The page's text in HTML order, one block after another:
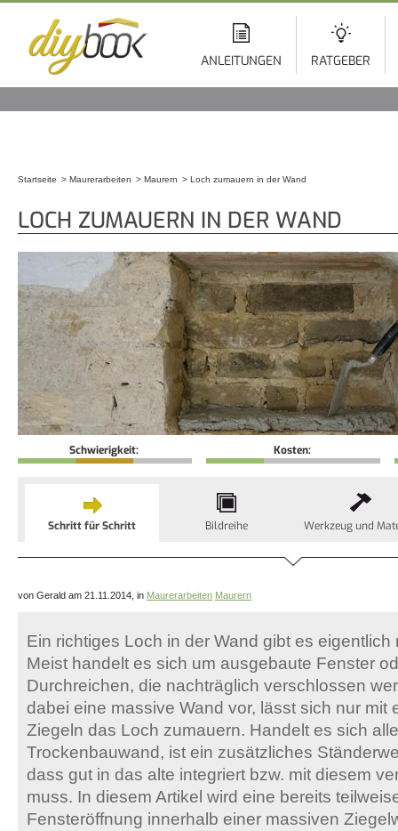
ANLEITUNGEN RATGEBER
Startseite Maurerarbeiten Maurern Loch zumauern in der Wand
LOCH ZUMAUERN IN DER WAND
Schwierigkeit: Kosten:
Schritt für Schritt Bildreihe Werkzeug und
von Gerald am 21.11.2014, in Maurerarbeiten Maurern
Ein richtiges Loch in der Wand gibt es eigentlich
Meist handelt es sich um ausgebaute Fenster
Durchreichen, die nachträglich verschlossen
dabei eine massive Wand vor, lässt sich nur mit
Ziegeln das Loch zumauern. Handelt es sich
Trockenbauwand, ist ein zusätzliches
dass gut in das alte integriert bzw. mit diesem
muss. In diesem Artikel wird eine bereits
Fensteröffnung innerhalb einer massiven